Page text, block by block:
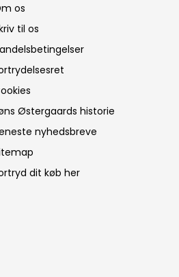
os
til os
Østergaards historie
nyhedsbreve
dit køb her